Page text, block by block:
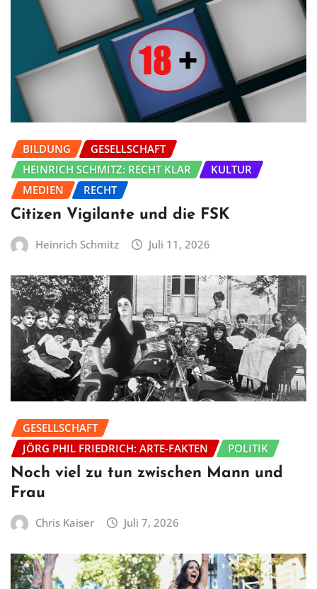
BILDUNG
GESELLSCHAFT
HEINRICH SCHMITZ: RECHT KLAR
KULTUR
MEDIEN
RECHT
Citizen Vigilante und die FSK
Heinrich Schmitz Juli 11, 2026
GESELLSCHAFT
JÖRG PHIL FRIEDRICH: ARTE-FAKTEN
POLITIK
Noch viel zu tun zwischen Mann und
Frau
Chris Kaiser Juli 7, 2026